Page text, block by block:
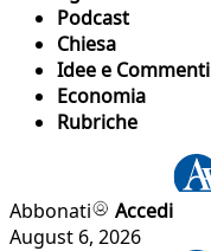
Podcast
Chiesa
Idee e Commenti
Economia
Rubriche
Abbonati
Accedi
August 6, 2026